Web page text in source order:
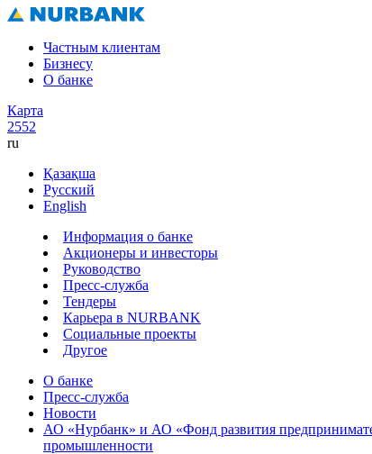
Частным клиентам
Бизнесу
О банке
Карта
2552
ru
Қазақша
Русский
English
Информация о банке
Акционеры и инвесторы
Руководство
Пресс-служба
Тендеры
Карьера в NURBANK
Социальные проекты
Другое
О банке
Пресс-служба
Новости
АО «Нурбанк» и АО «Фонд развития
промышленности